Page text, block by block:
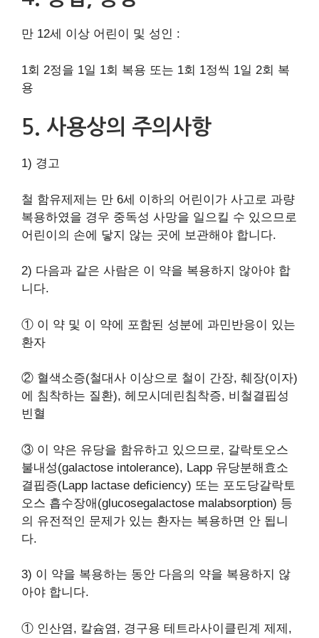
만 12세 이상 어린이 및 성인 :
1회 2정을 1일 1회 복용 또는 1회 1정씩 1일 2회 복
용
5. 사용상의 주의사항
1) 경고
철 함유제제는 만 6세 이하의 어린이가 사고로 과량
복용하였을 경우 중독성 사망을 일으킬 수 있으므로
어린이의 손에 닿지 않는 곳에 보관해야 합니다.
2) 다음과 같은 사람은 이 약을 복용하지 않아야 합
니다.
① 이 약 및 이 약에 포함된 성분에 과민반응이 있는
환자
② 혈색소증(철대사 이상으로 철이 간장, 췌장(이자)
에 침착하는 질환), 헤모시데린침착증, 비철결핍성
빈혈
③ 이 약은 유당을 함유하고 있으므로, 갈락토오스
불내성(galactose intolerance), Lapp 유당분해효소
결핍증(Lapp lactase deficiency) 또는 포도당갈락토
오스 흡수장애(glucosegalactose malabsorption) 등
의 유전적인 문제가 있는 환자는 복용하면 안 됩니
다.
3) 이 약을 복용하는 동안 다음의 약을 복용하지 않
아야 합니다.
① 인산염, 칼슘염, 경구용 테트라사이클린계 제제,